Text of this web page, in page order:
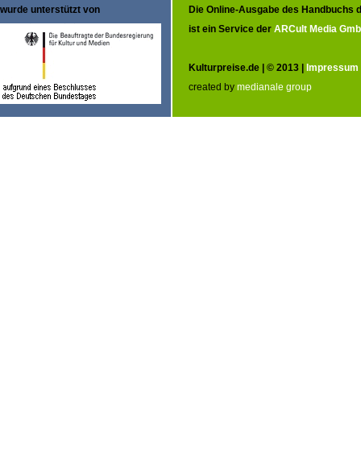
wurde unterstützt von
Die Online-Ausgabe des Handbuchs
ist ein Service der ARCult Media
Kulturpreise.de | © 2013 | Impressum
created by medianale group